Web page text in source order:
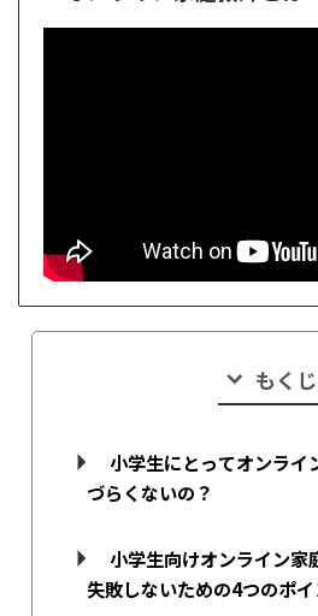
もくじ
小学生にとってオンライ
づらくないの？
小学生向けオンライン家
失敗しないための4つのポ